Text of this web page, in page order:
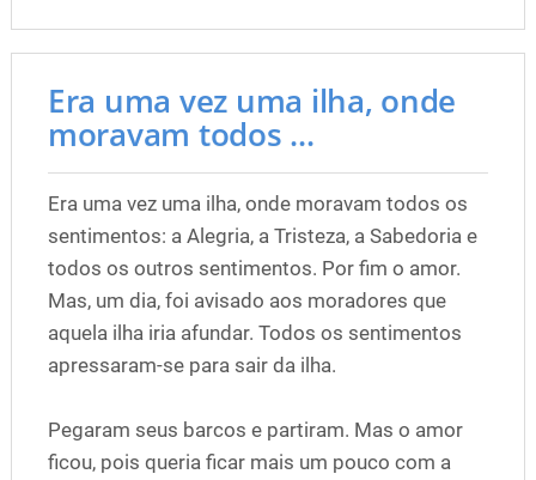
Era uma vez uma ilha, onde
moravam todos ...
Era uma vez uma ilha, onde moravam todos os
sentimentos: a Alegria, a Tristeza, a Sabedoria e
todos os outros sentimentos. Por fim o amor.
Mas, um dia, foi avisado aos moradores que
aquela ilha iria afundar. Todos os sentimentos
apressaram-se para sair da ilha.
Pegaram seus barcos e partiram. Mas o amor
ficou, pois queria ficar mais um pouco com a